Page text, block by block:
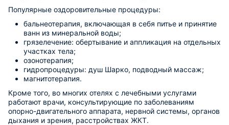
Популярные оздоровительные процедуры:
бальнеотерапия, включающая в себя питье и принятие
ванн из минеральной воды;
грязелечение: обертывание и аппликация на отдельных
участках тела;
озонотерапия;
гидропроцедуры: душ Шарко, подводный массаж;
магнитотерапия.
Кроме того, во многих отелях с лечебными услугами
работают врачи, консультирующие по заболеваниям
опорно-двигательного аппарата, нервной системы, органов
дыхания и зрения, расстройствах ЖКТ.